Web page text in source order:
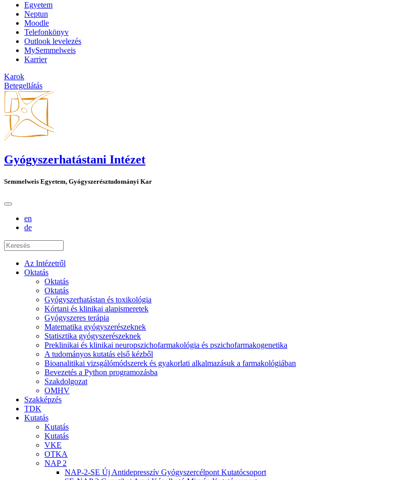
Egyetem
Neptun
Moodle
Telefonkönyv
Outlook levelezés
MySemmelweis
Karrier
Karok
Betegellátás
Gyógyszerhatástani Intézet
Semmelweis Egyetem, Gyógyszerésztudományi Kar
en
de
Az Intézetről
Oktatás
Oktatás
Oktatás
Gyógyszerhatástan és toxikológia
Kórtani és klinikai alapismeretek
Gyógyszeres terápia
Matematika gyógyszerészeknek
Statisztika gyógyszerészeknek
Preklinikai és klinikai neuropszichofarmakológia és pszichofarmakogenetika
A tudományos kutatás első kézből
Bioanalitikai vizsgálómódszerek és gyakorlati alkalmazásuk a farmakológiában
Bevezetés a Python programozásba
Szakdolgozat
OMHV
Szakképzés
TDK
Kutatás
Kutatás
Kutatás
VKE
OTKA
NAP 2
NAP-2-SE Új Antidepresszív Gyógyszercélpont Kutatócsoport